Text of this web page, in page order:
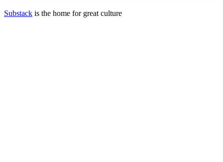
Substack is the home for great culture